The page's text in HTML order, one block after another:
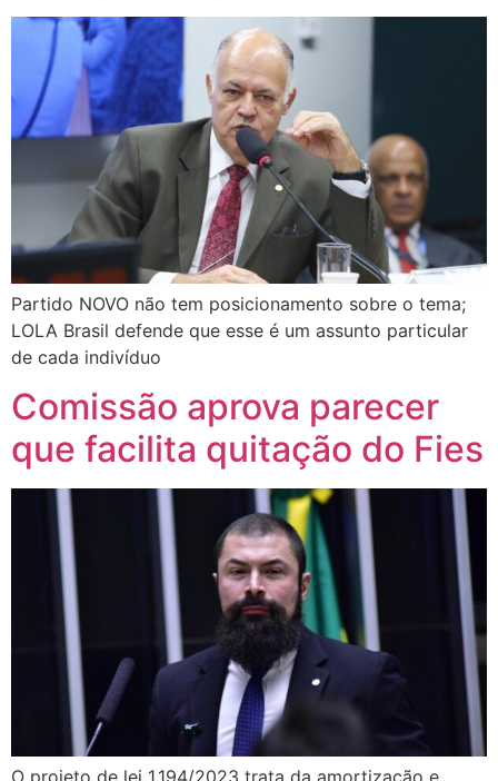
Partido NOVO não tem posicionamento sobre o tema;
LOLA Brasil defende que esse é um assunto particular
de cada indivíduo
Comissão aprova parecer
que facilita quitação do Fies
O projeto de lei 1.194/2023 trata da amortização e